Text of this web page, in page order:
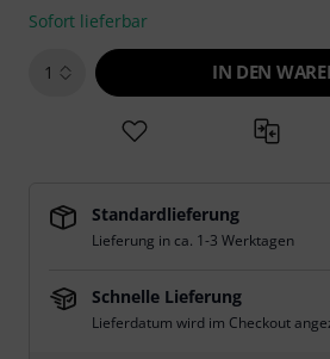
Sofort lieferbar
1 IN DEN
Standardlieferung
Lieferung in ca. 1-3 Werktagen
Schnelle Lieferung
Lieferdatum wird im Checkout